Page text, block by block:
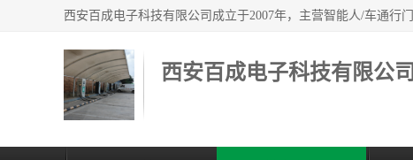
西安百成电子科技有限公司